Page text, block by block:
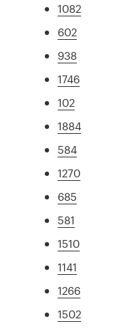
1082
602
938
1746
102
1884
584
1270
685
581
1510
1141
1266
1502